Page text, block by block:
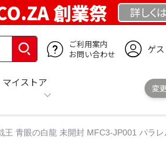
創業祭 詳しくは
ご利用案内
お問い合わせ
ゲ
マイストア
変更
青眼の白龍 未開封 MFC3-JP001 パラ